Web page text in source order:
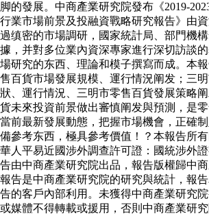
脚的發展。中商產業研究院發布《2019-
行業市場前景及投融資戰略研究報告》由
過缜密的市場調研，國家統計局、部門機
據，并對多位業內資深專家進行深切訪談
場研究的东西、理論和模子撰寫而成。本
售百貨市場發展規模、運行情況阐发；三
狀、運行情況、三明市零售百貨發展策略
貨未來投資前景做出審慎阐发與預測，是
當前最新發展動態，把握市場機會，正確
備參考东西，極具參考價值！？本報告所
華人平易近國涉外調查許可證：國統涉外
告由中商產業研究院出品，報告版權歸中
報告是中商產業研究院的研究與統計，報
告的客戶內部利用。未獲得中商產業研究
或媒體不得轉載或援用，否則中商產業研